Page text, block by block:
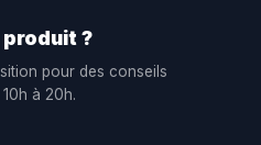
?
pour des conseils
à 20h.